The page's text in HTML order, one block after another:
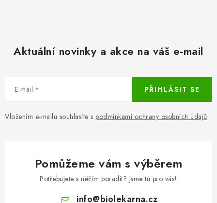
Aktuální novinky a akce na váš e-mail
E-mail
Vložením e-mailu souhlasíte s podmínkami ochrany osobních údajů
PŘIHLÁSIT SE
Pomůžeme vám s výběrem
Potřebujete s něčím poradit? Jsme tu pro vás!
info@biolekarna.cz